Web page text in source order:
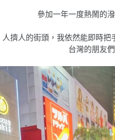
參加一年一度熱鬧的
人擠人的街頭，我依然能即時把
台灣的朋友們